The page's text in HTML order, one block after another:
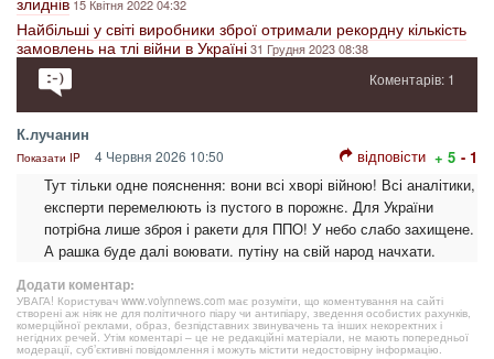
15 Квітня 2022 04:32
Найбільші у світі виробники зброї отримали рекордну кількість
замовлень на тлі війни в Україні31 Грудня 2023 08:38
Коментарів: 1
К.лучанин
Показати IP 4 Червня 2026 10:50 відповісти + 5 - 1
Тут тільки одне пояснення: вони всі хворі війною! Всі аналітики,
експерти перемелюють із пустого в порожнє. Для України
потрібна лише зброя і ракети для ППО! У небо слабо захищене.
А рашка буде далі воювати. путіну на свій народ начхати.
Додати коментар:
УВАГА! Користувач www.volynnews.com має розуміти, що коментування на сайті
створені аж ніяк не для політичного піару чи антипіару, зведення особистих рахунків,
комерційної реклами, образ, безпідставних звинувачень та інших некоректних і
негідних речей. Утім коментарі – це не редакційні матеріали, не мають попередньої
модерації, суб’єктивні повідомлення і можуть містити недостовірну інформацію.